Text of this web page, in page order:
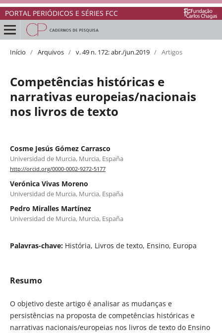
PORTAL PERIÓDICOS E SÉRIES FCC
Início / Arquivos / v. 49 n. 172: abr./jun.2019 / Artigos
Competências históricas e
narrativas europeias/nacionais
nos livros de texto
Cosme Jesús Gómez Carrasco
Universidad de Murcia, Murcia, España
http://orcid.org/0000-0002-9272-5177
Verónica Vivas Moreno
Universidad de Murcia, Murcia, España
Pedro Miralles Martínez
Universidad de Murcia, Murcia, España
Palavras-chave: História, Livros de texto, Ensino, Europa
Resumo
O objetivo deste artigo é analisar as mudanças e
persistências na proposta de competências históricas e
narrativas nacionais/europeias nos livros de texto do Ensino